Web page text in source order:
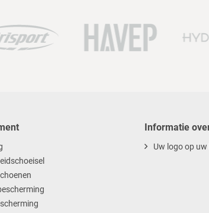
Informatie
Uw logo op uw